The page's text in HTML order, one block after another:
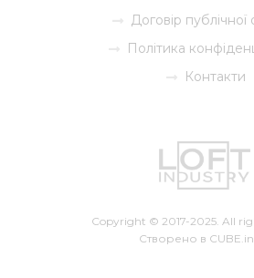
Copyright © 2017-2025. All
Створено в
Договір
Політика
Контакти